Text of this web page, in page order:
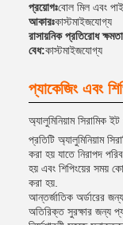
প্রয়োগঃবোল মিল এবং
আকারঃকাস্টমাইজযোগ্য
রাসায়নিক প্রতিরোধ
বেধ:কাস্টমাইজযোগ্য
প্যাকেজিং এবং
অ্যালুমিনিয়াম সিরামিক
প্রতিটি অ্যালুমিনিয়াম
করা হয় যাতে নিরাপদ
হয় এবং শিপিংয়ের সময়
করা হয়.
আন্তর্জাতিক অর্ডারের
অতিরিক্ত সুরক্ষার জন্য